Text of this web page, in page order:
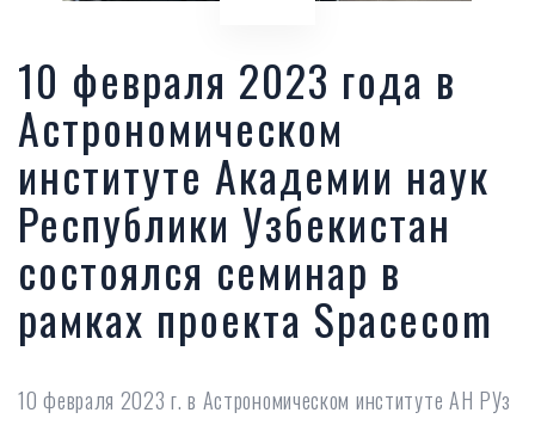
10 февраля 2023 года в
Астрономическом
институте Академии наук
Республики Узбекистан
состоялся семинар в
рамках проекта Spacecom
10 февраля 2023 г. в Астрономическом институте АН РУз